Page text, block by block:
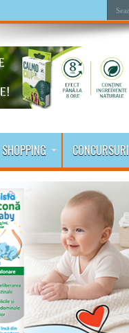
SHOPPING CONCURSURI